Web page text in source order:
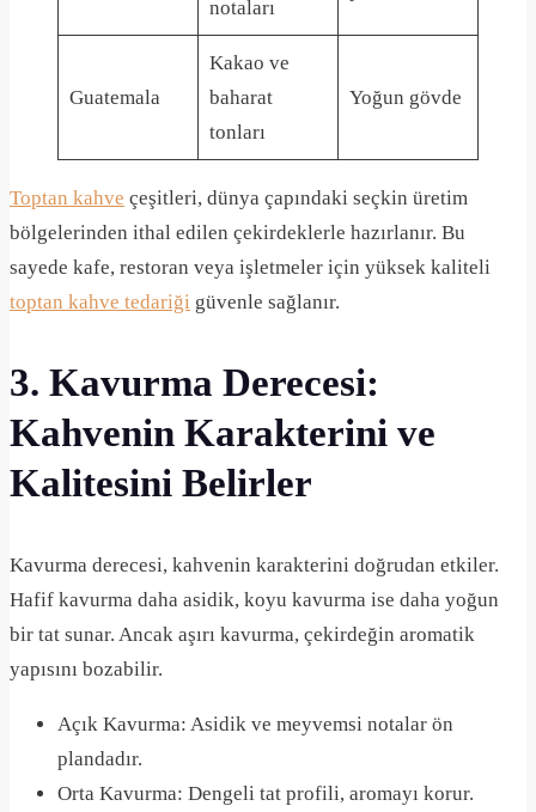
notaları
Guatemala
Kakao ve
baharat
tonları
Yoğun gövde
Toptan kahve çeşitleri, dünya çapındaki seçkin üretim
bölgelerinden ithal edilen çekirdeklerle hazırlanır. Bu
sayede kafe, restoran veya işletmeler için yüksek kaliteli
toptan kahve tedariği güvenle sağlanır.
3. Kavurma Derecesi:
Kahvenin Karakterini ve
Kalitesini Belirler
Kavurma derecesi, kahvenin karakterini doğrudan etkiler.
Hafif kavurma daha asidik, koyu kavurma ise daha yoğun
bir tat sunar. Ancak aşırı kavurma, çekirdeğin aromatik
yapısını bozabilir.
Açık Kavurma: Asidik ve meyvemsi notalar ön
plandadır.
Orta Kavurma: Dengeli tat profili, aromayı korur.